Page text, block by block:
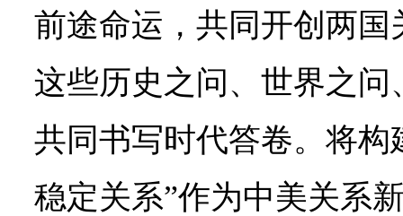
前途命运，共同开创两
这些历史之问、世界之
共同书写时代答卷。将构
稳定关系”作为中美关系